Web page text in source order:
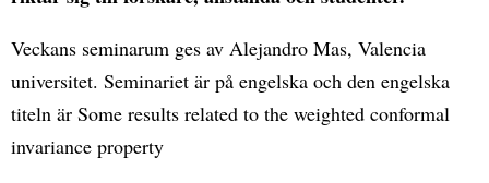
Veckans seminarum ges av Alejandro Mas, Valencia
universitet. Seminariet är på engelska och den engelska
titeln är Some results related to the weighted conformal
invariance property